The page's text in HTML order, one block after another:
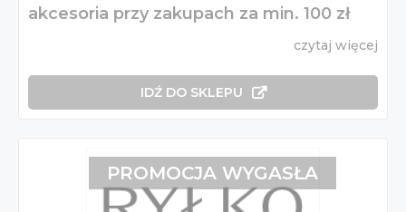
akcesoria przy zakupach za min. 100 zł
czytaj więcej
IDŹ DO SKLEPU
PROMOCJA WYGASŁA